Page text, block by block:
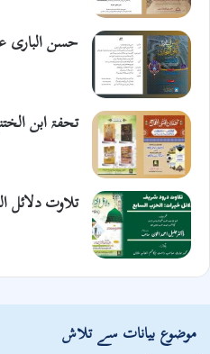
حسن الباری
تحفۃ ابن
تلاوت دلائل
موضوع بیانات سے تلاش